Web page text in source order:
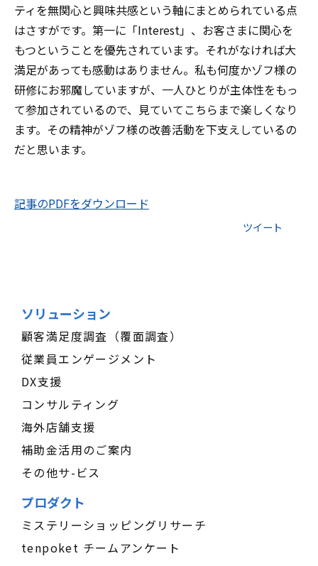
ティを無関心と興味共感という軸にまとめられている点
はさすがです。第一に「Interest」、お客さまに関心を
もつということを優先されています。それがなければ大
満足があっても感動はありません。私も何度かゾフ様の
研修にお邪魔していますが、一人ひとりが主体性をもっ
て参加されているので、見ていてこちらまで楽しくなり
ます。その精神がゾフ様の改善活動を下支えしているの
だと思います。
記事のPDFをダウンロード
ツイート
ソリューション
顧客満足度調査（覆面調査）
従業員エンゲージメント
DX支援
コンサルティング
海外店舗支援
補助金活用のご案内
その他サ-ビス
プロダクト
ミステリーショッピングリサーチ
tenpoket チームアンケート